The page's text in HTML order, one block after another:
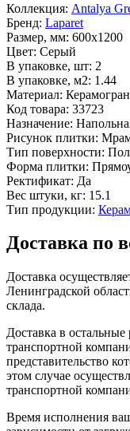
Коллекция: Antalya
Бренд: Laparet
Размер, мм: 600x1200
Цвет: Серый
В упаковке, шт: 2
В упаковке, м2: 1.44
Материал:
Код товара: 33723
Назначение:
Рисунок плитки:
Тип поверхности:
Форма плитки:
Ректификат: Да
Вес штуки, кг: 15.1
Тип продукции:
Доставка по
Доставка
Ленинградской
склада.
Доставка в
транспортной
представительство
этом случае
транспортной
Время исполнения